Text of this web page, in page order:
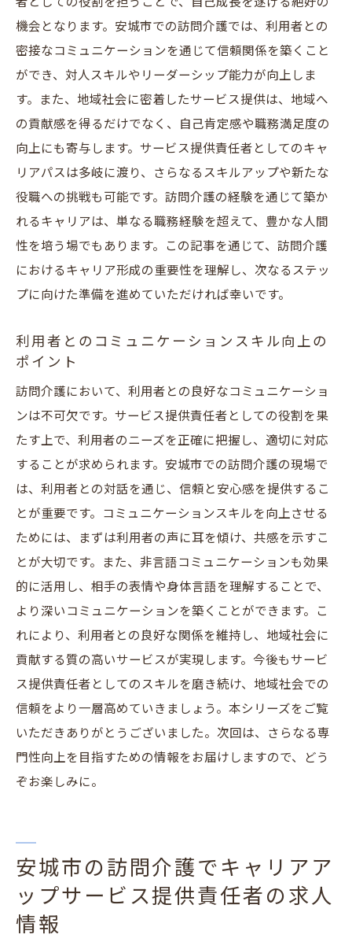
長期的なキャリア形成のためのメンタリン
グ
サービス提供責任者を目指す安城市の訪問介護
での成功のカギ
成功するサービス提供責任者の特質
安城市での成功事例とその分析
失敗から学ぶ訪問介護の教訓
継続的な学習と業界トレンドの把握
サービス提供責任者としての継続的な成長
機会となります。安城市での訪問介護では、利用者との
密接なコミュニケーションを通じて信頼関係を築くこと
ができ、対人スキルやリーダーシップ能力が向上しま
す。また、地域社会に密着したサービス提供は、地域へ
の貢献感を得るだけでなく、自己肯定感や職務満足度の
向上にも寄与します。サービス提供責任者としてのキャ
リアパスは多岐に渡り、さらなるスキルアップや新たな
役職への挑戦も可能です。訪問介護の経験を通じて築か
れるキャリアは、単なる職務経験を超えて、豊かな人間
性を培う場でもあります。この記事を通じて、訪問介護
におけるキャリア形成の重要性を理解し、次なるステッ
プに向けた準備を進めていただければ幸いです。
利用者とのコミュニケーションスキル向上の
ポイント
訪問介護において、利用者との良好なコミュニケーショ
ンは不可欠です。サービス提供責任者としての役割を果
たす上で、利用者のニーズを正確に把握し、適切に対応
することが求められます。安城市での訪問介護の現場で
は、利用者との対話を通じ、信頼と安心感を提供するこ
とが重要です。コミュニケーションスキルを向上させる
ためには、まずは利用者の声に耳を傾け、共感を示すこ
とが大切です。また、非言語コミュニケーションも効果
的に活用し、相手の表情や身体言語を理解することで、
より深いコミュニケーションを築くことができます。こ
れにより、利用者との良好な関係を維持し、地域社会に
貢献する質の高いサービスが実現します。今後もサービ
ス提供責任者としてのスキルを磨き続け、地域社会での
信頼をより一層高めていきましょう。本シリーズをご覧
いただきありがとうございました。次回は、さらなる専
門性向上を目指すための情報をお届けしますので、どう
ぞお楽しみに。
安城市の訪問介護でキャリアア
ップサービス提供責任者の求人
情報